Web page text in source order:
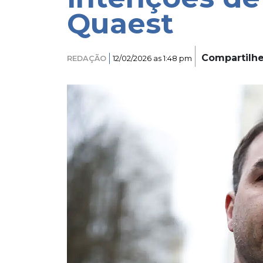
Quaest
REDAÇÃO 12/02/2026 as 1:48 pm